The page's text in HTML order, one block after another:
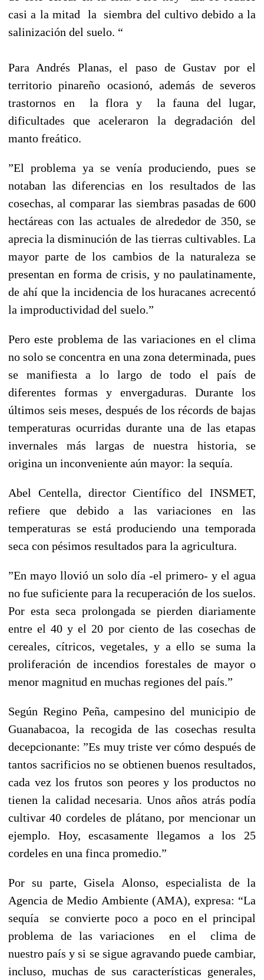
casi a la mitad la siembra del cultivo debido a la
salinización del suelo. “
Para Andrés Planas, el paso de Gustav por el
territorio pinareño ocasionó, además de severos
trastornos en la flora y la fauna del lugar,
dificultades que aceleraron la degradación del
manto freático.
”El problema ya se venía produciendo, pues se
notaban las diferencias en los resultados de las
cosechas, al comparar las siembras pasadas de 600
hectáreas con las actuales de alrededor de 350, se
aprecia la disminución de las tierras cultivables. La
mayor parte de los cambios de la naturaleza se
presentan en forma de crisis, y no paulatinamente,
de ahí que la incidencia de los huracanes acrecentó
la improductividad del suelo.”
Pero este problema de las variaciones en el clima
no solo se concentra en una zona determinada, pues
se manifiesta a lo largo de todo el país de
diferentes formas y envergaduras. Durante los
últimos seis meses, después de los récords de bajas
temperaturas ocurridas durante una de las etapas
invernales más largas de nuestra historia, se
origina un inconveniente aún mayor: la sequía.
Abel Centella, director Científico del INSMET,
refiere que debido a las variaciones en las
temperaturas se está produciendo una temporada
seca con pésimos resultados para la agricultura.
”En mayo llovió un solo día -el primero- y el agua
no fue suficiente para la recuperación de los suelos.
Por esta seca prolongada se pierden diariamente
entre el 40 y el 20 por ciento de las cosechas de
cereales, cítricos, vegetales, y a ello se suma la
proliferación de incendios forestales de mayor o
menor magnitud en muchas regiones del país.”
Según Regino Peña, campesino del municipio de
Guanabacoa, la recogida de las cosechas resulta
decepcionante: ”Es muy triste ver cómo después de
tantos sacrificios no se obtienen buenos resultados,
cada vez los frutos son peores y los productos no
tienen la calidad necesaria. Unos años atrás podía
cultivar 40 cordeles de plátano, por mencionar un
ejemplo. Hoy, escasamente llegamos a los 25
cordeles en una finca promedio.”
Por su parte, Gisela Alonso, especialista de la
Agencia de Medio Ambiente (AMA), expresa: “La
sequía se convierte poco a poco en el principal
problema de las variaciones en el clima de
nuestro país y si se sigue agravando puede cambiar,
incluso, muchas de sus características generales,